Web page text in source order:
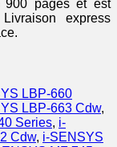
900 pages et est
express
LBP-660
LBP-663 Cdw,
Series, i-
Cdw, i-SENSYS